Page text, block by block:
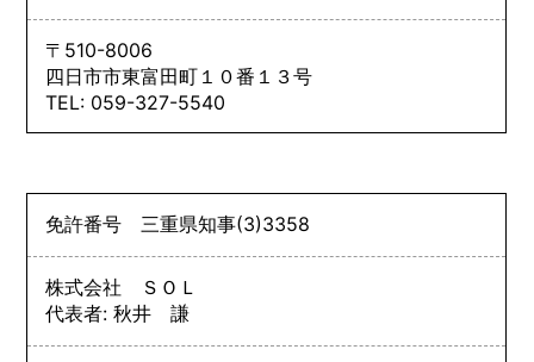
〒510-8006
四日市市東富田町１０番１３号
TEL: 059-327-5540
免許番号 三重県知事(3)3358
株式会社 ＳＯＬ
代表者: 秋井 謙